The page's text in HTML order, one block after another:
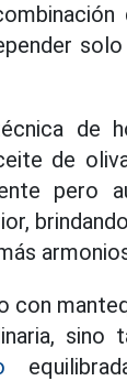
de
de
pero
con
sino